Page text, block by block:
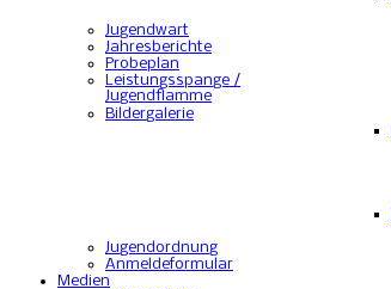
Jugendwart
Jahresberichte
Probeplan
Leistungsspange /
Jugendflamme
Bildergalerie
Jugendordnung
Anmeldeformular
Medien